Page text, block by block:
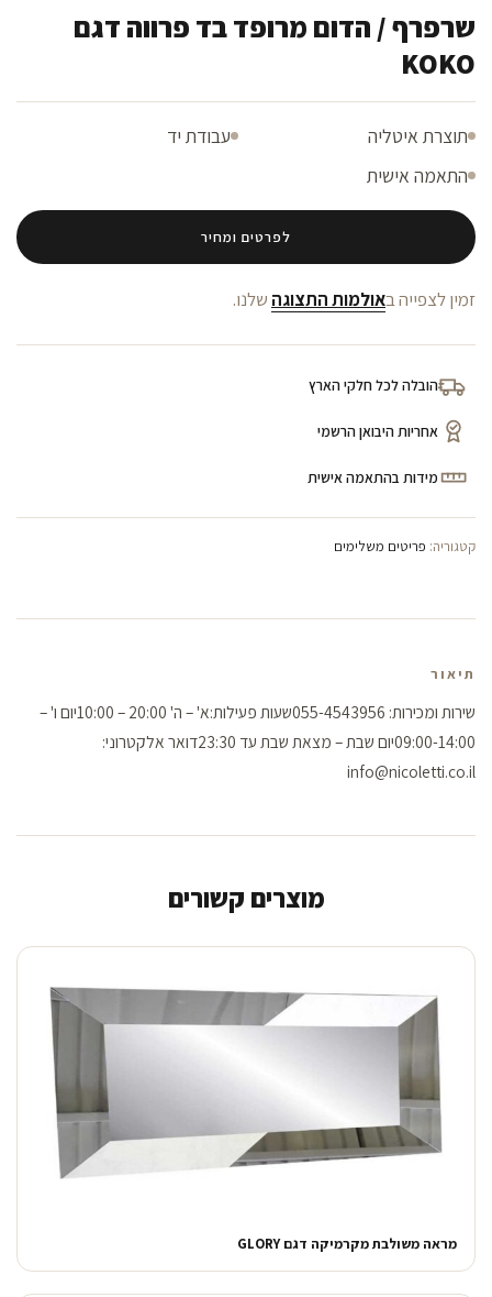
שרפרף / הדום מרופד בד פרווה דגם
KOKO
תוצרת איטליה
עבודת יד
התאמה אישית
לפרטים ומחיר
זמין לצפייה באולמות התצוגה שלנו.
הובלה לכל חלקי הארץ
אחריות היבואן הרשמי
מידות בהתאמה אישית
קטגוריה: פריטים משלימים
תיאור
שירות ומכירות: 055-4543956שעות פעילות:א' – ה' 20:00 – 10:00יום ו' –
09:00-14:00יום שבת – מצאת שבת עד 23:30דואר אלקטרוני:
info@nicoletti.co.il
מוצרים קשורים
מראה משולבת מקרמיקה דגם GLORY